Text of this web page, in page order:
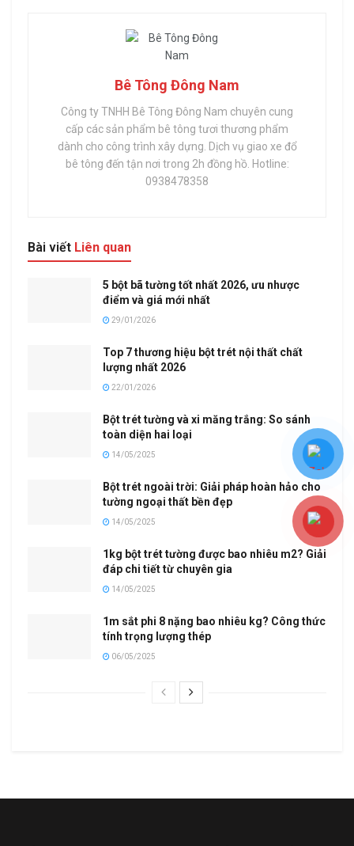
Bê Tông Đông Nam
Công ty TNHH Bê Tông Đông Nam chuyên cung
cấp các sản phẩm bê tông tươi thương phẩm
dành cho công trình xây dựng. Dịch vụ giao xe đổ
bê tông đến tận nơi trong 2h đồng hồ. Hotline:
0938478358
Bài viết Liên quan
5 bột bã tường tốt nhất 2026, ưu nhược
điểm và giá mới nhất
29/01/2026
Top 7 thương hiệu bột trét nội thất chất
lượng nhất 2026
22/01/2026
Bột trét tường và xi măng trắng: So sánh
toàn diện hai loại
14/05/2025
Bột trét ngoài trời: Giải pháp hoàn hảo cho
tường ngoại thất bền đẹp
14/05/2025
1kg bột trét tường được bao nhiêu m2? Giải
đáp chi tiết từ chuyên gia
14/05/2025
1m sắt phi 8 nặng bao nhiêu kg? Công thức
tính trọng lượng thép
06/05/2025